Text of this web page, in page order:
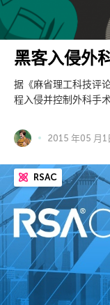
黑客入侵外
据《麻省理工科技评
程入侵并控制外科手术
2015 年05 月1
RSAC